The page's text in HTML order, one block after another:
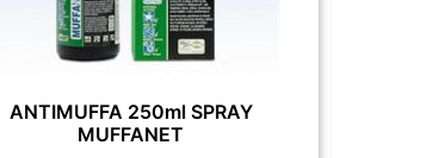
ANTIMUFFA 250ml SPRAY
MUFFANET